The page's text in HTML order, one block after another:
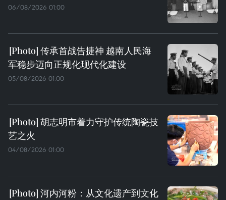
06/08/2026 01:00
传承首战告捷神 越南人民海
军稳步迈向正规化现代化建设
05/08/2026 01:00
胡志明市着力守护传统陶瓷技
艺之火
04/08/2026 01:00
河内河粉：从文化遗产到文化